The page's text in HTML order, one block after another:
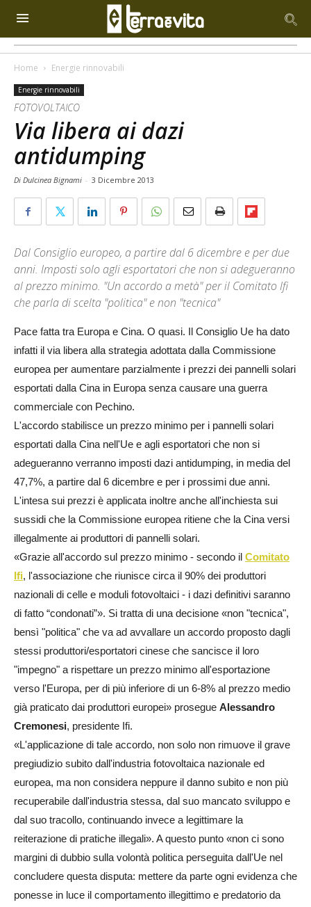
Home Energie rinnovabili
Energie rinnovabili
FOTOVOLTAICO
Via libera ai dazi
antidumping
Di Dulcinea Bignami - 3 Dicembre 2013
Dal Consiglio europeo, a partire dal 6 dicembre e per due
anni. Imposti solo agli esportatori che non si adegueranno
al prezzo minimo. "Un accordo a metà" per il Comitato Ifi
che parla di scelta "politica" e non "tecnica"
Pace fatta tra Europa e Cina. O quasi. Il Consiglio Ue ha dato
infatti il via libera alla strategia adottata dalla Commissione
europea per aumentare parzialmente i prezzi dei pannelli solari
esportati dalla Cina in Europa senza causare una guerra
commerciale con Pechino.
L'accordo stabilisce un prezzo minimo per i pannelli solari
esportati dalla Cina nell'Ue e agli esportatori che non si
adegueranno verranno imposti dazi antidumping, in media del
47,7%, a partire dal 6 dicembre e per i prossimi due anni.
L'intesa sui prezzi è applicata inoltre anche all'inchiesta sui
sussidi che la Commissione europea ritiene che la Cina versi
illegalmente ai produttori di pannelli solari.
«Grazie all'accordo sul prezzo minimo - secondo il Comitato
Ifi, l'associazione che riunisce circa il 90% dei produttori
nazionali di celle e moduli fotovoltaici - i dazi definitivi saranno
di fatto “condonati”». Si tratta di una decisione «non "tecnica",
bensì "politica" che va ad avvallare un accordo proposto dagli
stessi produttori/esportatori cinese che sancisce il loro
"impegno" a rispettare un prezzo minimo all'esportazione
verso l'Europa, per di più inferiore di un 6-8% al prezzo medio
già praticato dai produttori europei» prosegue Alessandro
Cremonesi, presidente Ifi.
«L'applicazione di tale accordo, non solo non rimuove il grave
pregiudizio subito dall'industria fotovoltaica nazionale ed
europea, ma non considera neppure il danno subito e non più
recuperabile dall'industria stessa, dal suo mancato sviluppo e
dal suo tracollo, continuando invece a legittimare la
reiterazione di pratiche illegali». A questo punto «non ci sono
margini di dubbio sulla volontà politica perseguita dall'Ue nel
concludere questa disputa: mettere da parte ogni evidenza che
ponesse in luce il comportamento illegittimo e predatorio da